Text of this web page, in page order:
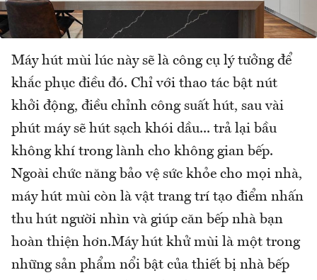
Máy hút mùi lúc này sẽ là công cụ lý tưởng để
khắc phục điều đó. Chỉ với thao tác bật nút
khởi động, điều chỉnh công suất hút, sau vài
phút máy sẽ hút sạch khói dầu... trả lại bầu
không khí trong lành cho không gian bếp.
Ngoài chức năng bảo vệ sức khỏe cho mọi nhà,
máy hút mùi còn là vật trang trí tạo điểm nhấn
thu hút người nhìn và giúp căn bếp nhà bạn
hoàn thiện hơn.Máy hút khử mùi là một trong
những sản phẩm nổi bật của thiết bị nhà bếp